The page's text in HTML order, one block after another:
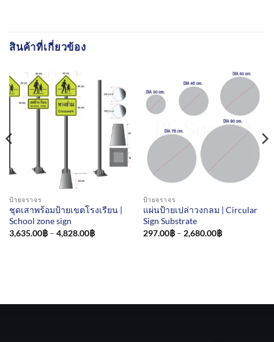
สินค้าที่เกี่ยวข้อง
ป้ายจราจร
ชุดเสาพร้อมป้ายเขตโรงเรียน |
School zone sign
3,635.00฿ – 4,828.00฿Price
ป้ายจราจร
แผ่นป้ายเปล่าวงกลม | Circular
Sign Substrate
297.00฿ – 2,680.00฿Price